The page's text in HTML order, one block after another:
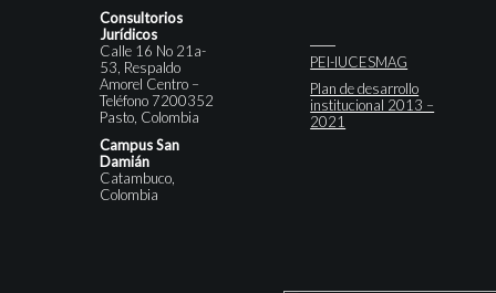
Consultorios
Jurídicos
Calle 16 No 21a-
53, Respaldo
Amorel Centro –
Teléfono 7200352
Pasto, Colombia
Campus San
Damián
Catambuco,
Colombia
PEI-IUCESMAG
Plan de desarrollo
institucional 2013 –
2021